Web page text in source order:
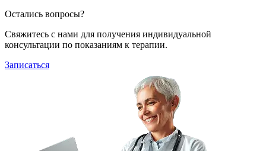
Остались вопросы?
Свяжитесь с нами для получения индивидуальной
консультации по показаниям к терапии.
Записаться